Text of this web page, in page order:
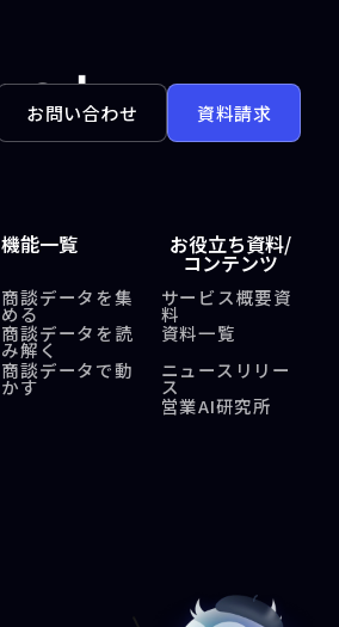
お問い合わせ 資料請求
機能一覧
商談データを集
める
商談データを読
み解く
商談データで動
かす
お役立ち資料/
コンテンツ
サービス概要資
料
資料一覧
ニュースリリー
ス
営業AI研究所